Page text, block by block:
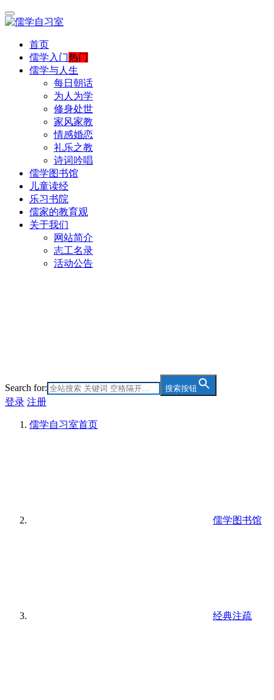
首页
儒学入门热门
儒学与人生
每日朝话
为人为学
修身处世
家风家教
情感婚恋
礼乐之教
诗词吟唱
儒学图书馆
儿童读经
乐习书院
儒家的教育观
关于我们
网站简介
志工名录
活动公告
Search for: 搜索按钮
登录 注册
儒学自习室首页
儒学图书馆
经典注疏